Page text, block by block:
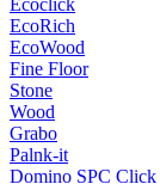
Ecoclick
EcoRich
EcoWood
Fine Floor
Stone
Wood
Grabo
Palnk-it
Domino SPC Click